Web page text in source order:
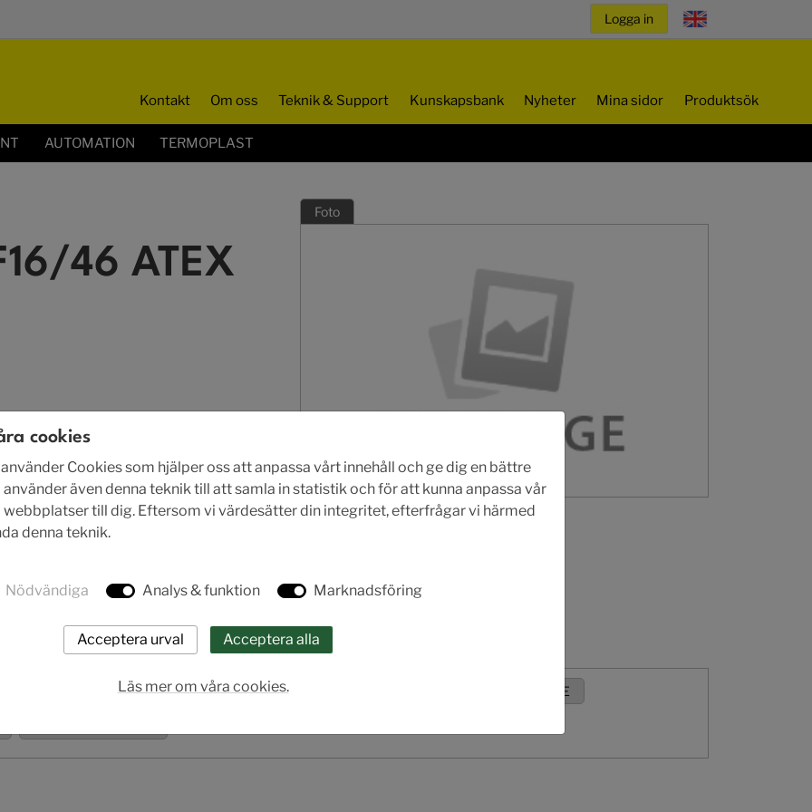
Kontakt Om oss Teknik & Support Kunskapsbank Nyheter Mina sidor Produktsök
AUTOMATION TERMOPLAST
46 ATEX
Foto
Certifikat - SIL - EN Manual - EN Produktblad - SE
cookies
Cookies som hjälper oss att anpassa vårt innehåll och ge dig en bättre
även denna teknik till att samla in statistik och för att kunna anpassa vår
webbplatser till dig. Eftersom vi värdesätter din integritet, efterfrågar vi härmed
denna teknik.
Nödvändiga Analys & funktion Marknadsföring
Läs mer om våra cookies.